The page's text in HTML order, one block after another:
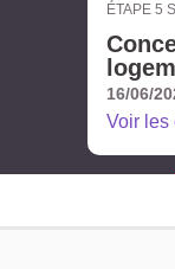
ÉTAPE 5
16/06/
Voir les